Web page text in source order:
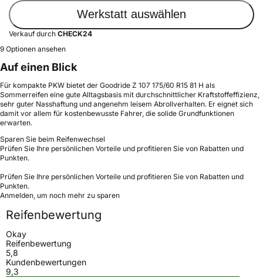
Werkstatt auswählen
Verkauf durch CHECK24
9 Optionen ansehen
Auf einen Blick
Für kompakte PKW bietet der Goodride Z 107 175/60 R15 81 H als
Sommerreifen eine gute Alltagsbasis mit durchschnittlicher Kraftstoffeffizienz,
sehr guter Nasshaftung und angenehm leisem Abrollverhalten. Er eignet sich
damit vor allem für kostenbewusste Fahrer, die solide Grundfunktionen
erwarten.
Sparen Sie beim Reifenwechsel
Prüfen Sie Ihre persönlichen Vorteile und profitieren Sie von Rabatten und
Punkten.
Prüfen Sie Ihre persönlichen Vorteile und profitieren Sie von Rabatten und
Punkten.
Anmelden, um noch mehr zu sparen
Reifenbewertung
Okay
Reifenbewertung
5,8
Kundenbewertungen
9,3